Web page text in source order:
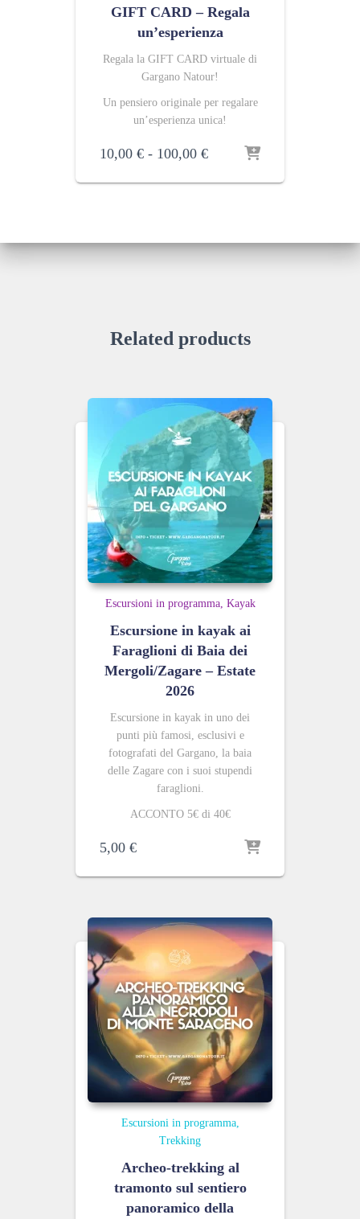
GIFT CARD – Regala
un’esperienza
Regala la GIFT CARD virtuale di
Gargano Natour!
Un pensiero originale per regalare
un’esperienza unica!
10,00 € - 100,00 €Fascia
prezzo:
100,00 €
Related products
Escursioni in programma Kayak
Escursione in kayak ai
Faraglioni di Baia dei
Mergoli/Zagare – Estate
2026
Escursione in kayak in uno dei
punti più famosi, esclusivi e
fotografati del Gargano, la baia
delle Zagare con i suoi stupendi
faraglioni.
ACCONTO 5€ di 40€
5,00 €
Escursioni in programma
Trekking
Archeo-trekking al
tramonto sul sentiero
panoramico della